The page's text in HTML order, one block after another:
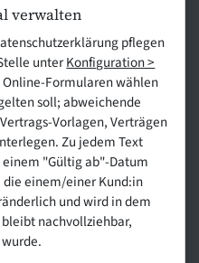
verwalten
pflegen
unterKonfiguration >
Online-Formularen wählen
soll; abweichende
Vorlagen, Verträgen
Zu jedem Text
"Gültig ab"-Datum
die einem/einer Kund:in
und wird in dem
nachvollziehbar,